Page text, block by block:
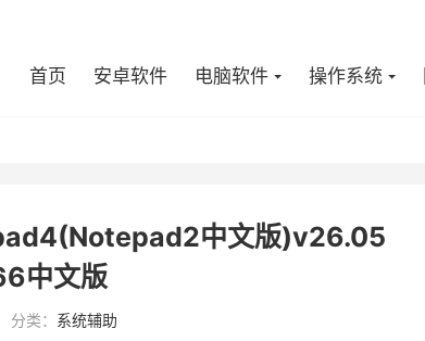
首页 安卓软件 电脑软件 操作系统
中文版)v26.05
中文版
分类： 系统辅助